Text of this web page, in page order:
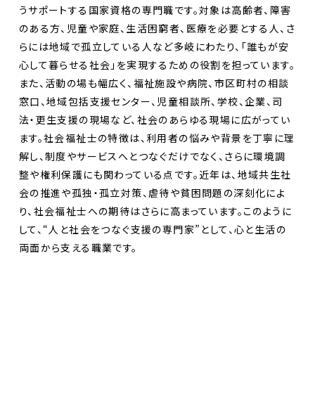
うサポートする国家資格の専門職です。対象は高齢者、障害
のある方、児童や家庭、生活困窮者、医療を必要とする人、さ
らには地域で孤立している人など多岐にわたり、「誰もが安
心して暮らせる社会」を実現するための役割を担っています。
また、活動の場も幅広く、福祉施設や病院、市区町村の相談
窓口、地域包括支援センター、児童相談所、学校、企業、司
法・更生支援の現場など、社会のあらゆる現場に広がってい
ます。社会福祉士の特徴は、利用者の悩みや背景を丁寧に理
解し、制度やサービスへとつなぐだけでなく、さらに環境調
整や権利保護にも関わっている点です。近年は、地域共生社
会の推進や孤独・孤立対策、虐待や貧困問題の深刻化によ
り、社会福祉士への期待はさらに高まっています。このように
して、“人と社会をつなぐ支援の専門家”として、心と生活の
両面から支える職業です。